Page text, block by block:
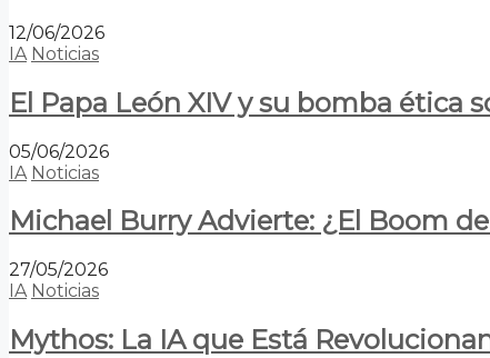
12/06/2026
IA Noticias
El Papa León XIV y su bomba ética
05/06/2026
IA Noticias
Michael Burry Advierte: ¿El Boom
27/05/2026
IA Noticias
Mythos: La IA que Está